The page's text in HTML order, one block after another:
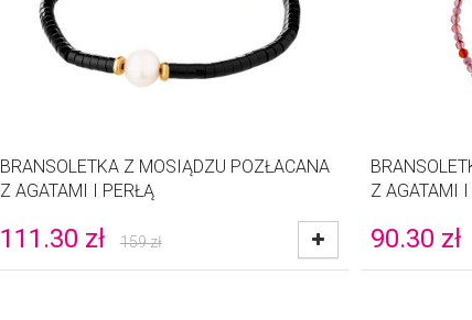
BRANSOLETKA Z MOSIĄDZU POZŁACANA
Z AGATAMI I PERŁĄ
111.30 zł 159zł
Z AGATAMI
90.30 zł